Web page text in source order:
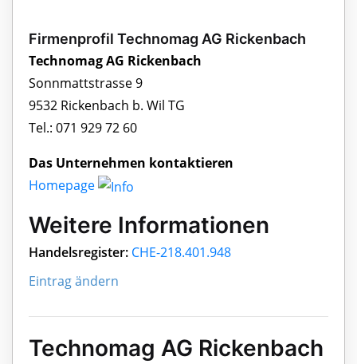
Firmenprofil Technomag AG Rickenbach
Technomag AG Rickenbach
Sonnmattstrasse 9
9532 Rickenbach b. Wil TG
Tel.: 071 929 72 60
Das Unternehmen kontaktieren
Homepage
Weitere Informationen
Handelsregister: CHE-218.401.948
Eintrag ändern
Technomag AG Rickenbach